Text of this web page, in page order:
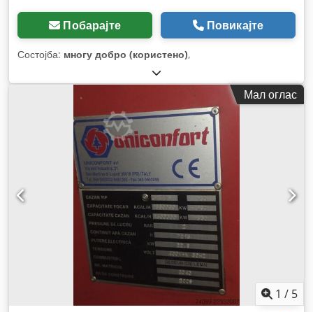
Побарајте Повикајте
Состојба: многу добро (користено),
Мал оглас
1 / 5